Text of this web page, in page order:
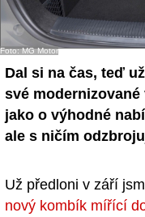
- Ostatní
Diskuzní fórum
Sledujte nás!
Foto: MG Motor
Dal si na čas, teď
své
jako o výhodné
ale s ničím
Už předloni v září
nový kombík mířící